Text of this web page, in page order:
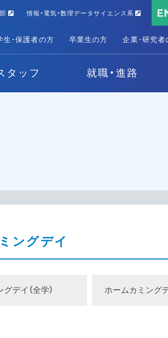
タッフ 就職・進路
情報・電気・数理データサイエンス系
生･保護者の方 卒業生の方 企業･研究者
ングデイ
デイ（全学） ホームカミングデ